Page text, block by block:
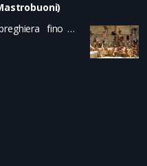
fino a
sul monte
di sofferenza
a morte
giustiziato